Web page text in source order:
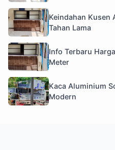
Keindahan Kusen
Tahan Lama
Info Terbaru
Meter
Kaca Aluminium
Modern